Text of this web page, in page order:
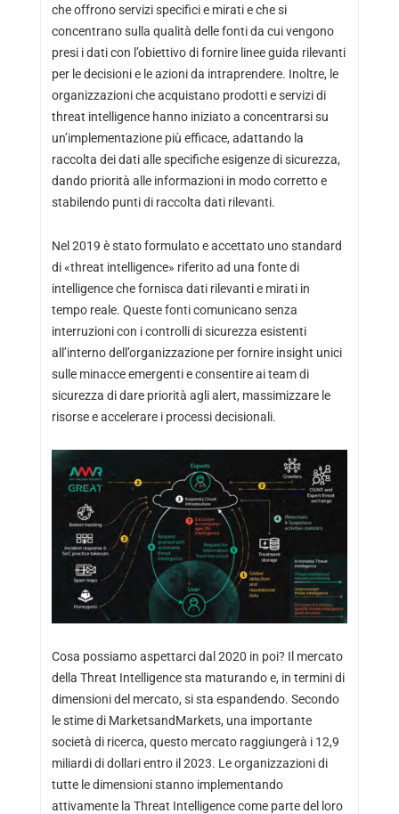
che offrono servizi specifici e mirati e che si
concentrano sulla qualità delle fonti da cui vengono
presi i dati con l’obiettivo di fornire linee guida rilevanti
per le decisioni e le azioni da intraprendere. Inoltre, le
organizzazioni che acquistano prodotti e servizi di
threat intelligence hanno iniziato a concentrarsi su
un’implementazione più efficace, adattando la
raccolta dei dati alle specifiche esigenze di sicurezza,
dando priorità alle informazioni in modo corretto e
stabilendo punti di raccolta dati rilevanti.
Nel 2019 è stato formulato e accettato uno standard
di «threat intelligence» riferito ad una fonte di
intelligence che fornisca dati rilevanti e mirati in
tempo reale. Queste fonti comunicano senza
interruzioni con i controlli di sicurezza esistenti
all’interno dell’organizzazione per fornire insight unici
sulle minacce emergenti e consentire ai team di
sicurezza di dare priorità agli alert, massimizzare le
risorse e accelerare i processi decisionali.
Cosa possiamo aspettarci dal 2020 in poi? Il mercato
della Threat Intelligence sta maturando e, in termini di
dimensioni del mercato, si sta espandendo. Secondo
le stime di MarketsandMarkets, una importante
società di ricerca, questo mercato raggiungerà i 12,9
miliardi di dollari entro il 2023. Le organizzazioni di
tutte le dimensioni stanno implementando
attivamente la Threat Intelligence come parte del loro